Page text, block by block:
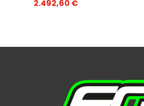
2.492,60 €